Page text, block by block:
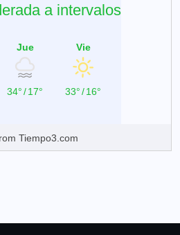
a intervalos
Jue
34°/17°
Vie
33°/16°
Tiempo3.com